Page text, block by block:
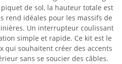
de sol, la hauteur totale est
rend idéales pour les massifs de
Un interrupteur coulissant
simple et rapide. Ce kit est le
qui souhaitent créer des accents
sans se soucier des câbles.